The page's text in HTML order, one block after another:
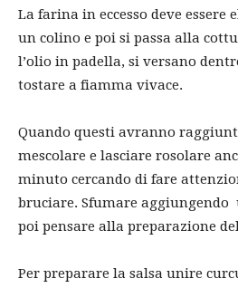
La farina in eccesso deve
un colino e poi si passa alla
l’olio in padella, si versano
tostare a fiamma vivace.
Quando questi avranno
mescolare e lasciare rosolare
minuto cercando di fare
bruciare. Sfumare aggiungendo
poi pensare alla preparazione
Per preparare la salsa unire